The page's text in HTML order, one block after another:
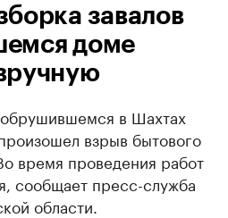
завалов
доме
обрушившемся в Шахтах
взрыв бытового
время проведения работ
сообщает пресс-служба
области.